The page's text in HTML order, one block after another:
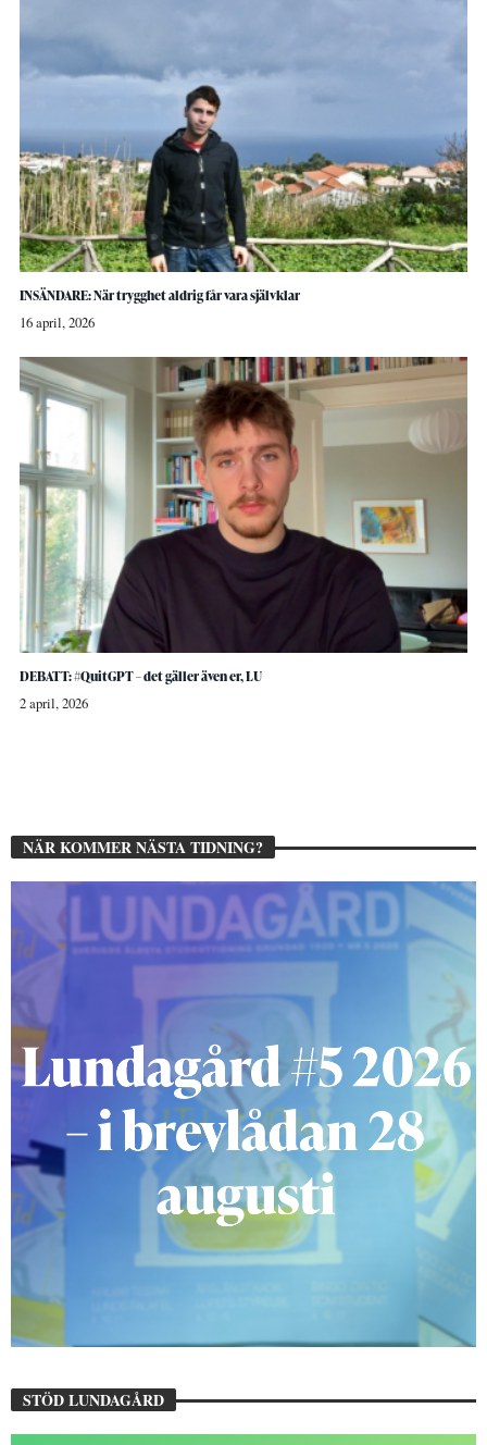
INSÄNDARE: När trygghet aldrig får vara självklar
16 april, 2026
DEBATT: #QuitGPT – det gäller även er, LU
2 april, 2026
NÄR KOMMER NÄSTA TIDNING?
STÖD LUNDAGÅRD